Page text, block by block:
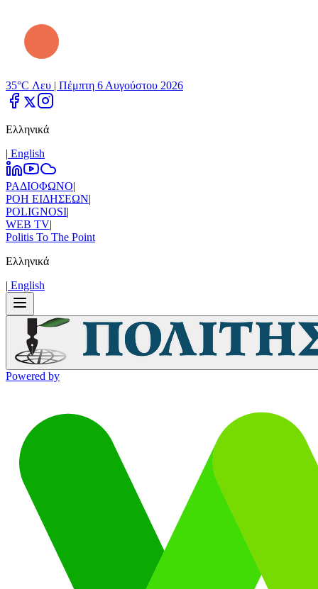
35°C Λευ | Πέμπτη 6 Αυγούστου 2026
Ελληνικά
| Εnglish
ΡΑΔΙΟΦΩΝΟ|
ΡΟΗ ΕΙΔΗΣΕΩΝ|
POLIGNOSI|
WEB TV|
Politis To The Point
Ελληνικά
| Εnglish
Powered by